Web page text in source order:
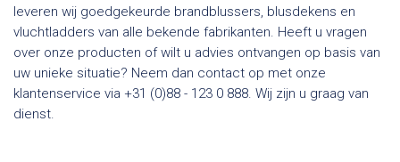
leveren wij goedgekeurde brandblussers, blusdekens en
vluchtladders van alle bekende fabrikanten. Heeft u vragen
over onze producten of wilt u advies ontvangen op basis van
uw unieke situatie? Neem dan contact op met onze
klantenservice via +31 (0)88 - 123 0 888. Wij zijn u graag van
dienst.